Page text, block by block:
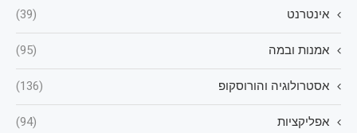
אינטרנט (39)
אמנות ובמה (95)
אסטרולוגיה והורוסקופ (136)
אפליקציות (94)